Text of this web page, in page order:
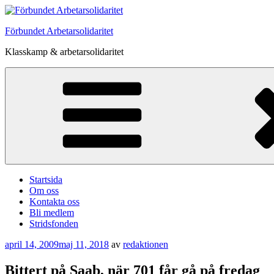
Hoppa
innehåll
Förbundet Arbetarsolidaritet
Klasskamp & arbetarsolidaritet
Startsida
Om oss
Kontakta oss
Bli medlem
Stridsfonden
Publicerat
april 14, 2009maj 11, 2018 av redaktionen
Bittert på Saab, när 701 får gå på fredag